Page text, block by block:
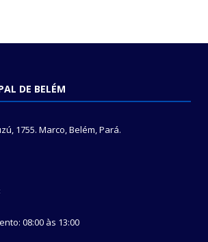
DE BELÉM
1755. Marco, Belém, Pará.
08:00 às 13:00